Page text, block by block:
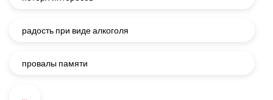
радость при виде алкоголя
провалы памяти
...